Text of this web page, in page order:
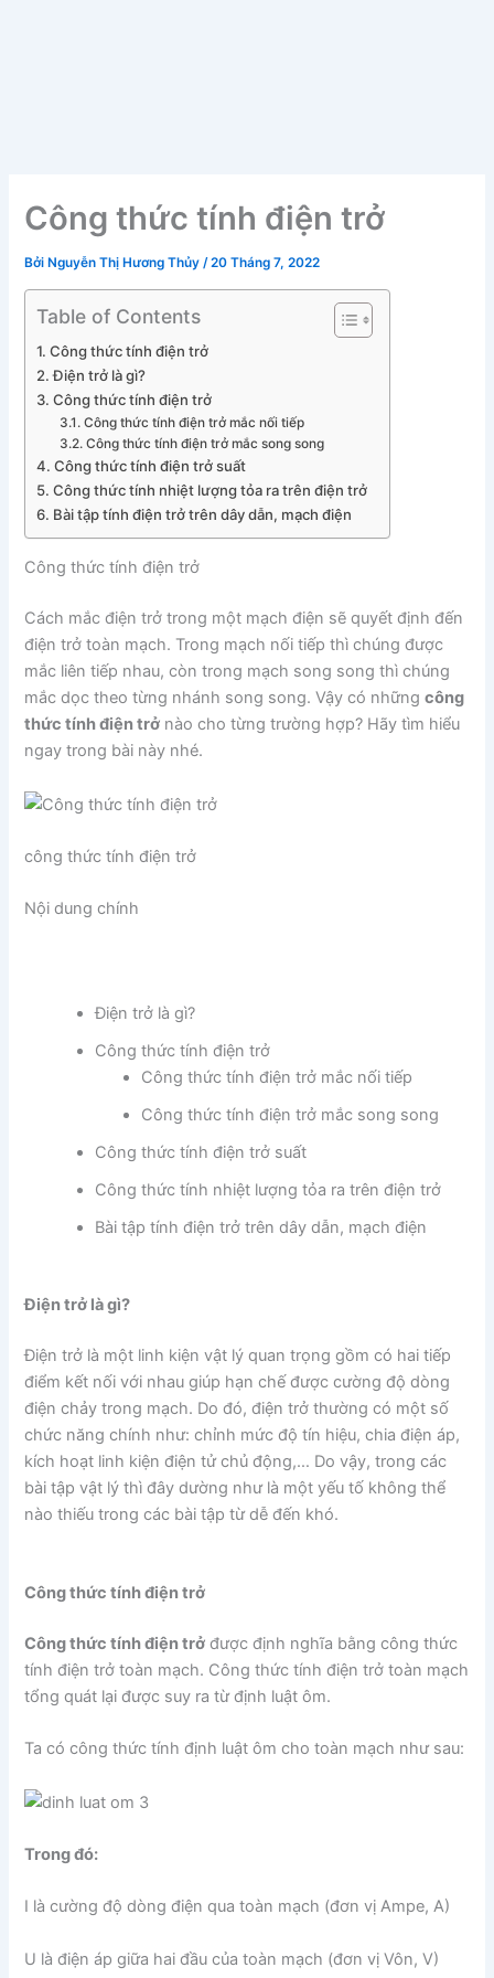
Công thức tính điện trở
Bởi Nguyễn Thị Hương Thủy/20 Tháng 7, 2022
Table of Contents
Công thức tính điện trở
Điện trở là gì?
Công thức tính điện trở
Công thức tính điện trở mắc nối tiếp
Công thức tính điện trở mắc song song
Công thức tính điện trở suất
Công thức tính nhiệt lượng tỏa ra trên điện trở
Bài tập tính điện trở trên dây dẫn, mạch điện
Công thức tính điện trở
Cách mắc điện trở trong một mạch điện sẽ quyết định đến
điện trở toàn mạch. Trong mạch nối tiếp thì chúng được
mắc liên tiếp nhau, còn trong mạch song song thì chúng
mắc dọc theo từng nhánh song song. Vậy có nhữngcông
thức tính điện trở nào cho từng trường hợp? Hãy tìm hiểu
ngay trong bài này nhé.
công thức tính điện trở
Nội dung chính
Điện trở là gì?
Công thức tính điện trở
Công thức tính điện trở mắc nối tiếp
Công thức tính điện trở mắc song song
Công thức tính điện trở suất
Công thức tính nhiệt lượng tỏa ra trên điện trở
Bài tập tính điện trở trên dây dẫn, mạch điện
Điện trở là gì?
Điện trở là một linh kiện vật lý quan trọng gồm có hai tiếp
điểm kết nối với nhau giúp hạn chế được cường độ dòng
điện chảy trong mạch. Do đó, điện trở thường có một số
chức năng chính như: chỉnh mức độ tín hiệu, chia điện áp,
kích hoạt linh kiện điện tử chủ động,… Do vậy, trong các
bài tập vật lý thì đây dường như là một yếu tố không thể
nào thiếu trong các bài tập từ dễ đến khó.
Công thức tính điện trở
Công thức tính điện trở được định nghĩa bằng công thức
tính điện trở toàn mạch. Công thức tính điện trở toàn mạch
tổng quát lại được suy ra từ định luật ôm.
Ta có công thức tính định luật ôm cho toàn mạch như sau:
Trong đó:
I là cường độ dòng điện qua toàn mạch (đơn vị Ampe, A)
U là điện áp giữa hai đầu của toàn mạch (đơn vị Vôn, V)